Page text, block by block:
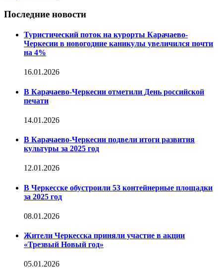
Последние новости
Туристический поток на курорты Карачаево-
Черкесии в новогодние каникулы увеличился почти
на 4%
16.01.2026
В Карачаево-Черкесии отметили День российской
печати
14.01.2026
В Карачаево-Черкесии подвели итоги развития
культуры за 2025 год
12.01.2026
В Черкесске обустроили 53 контейнерные площадки
за 2025 год
08.01.2026
Жители Черкесска приняли участие в акции
«Трезвый Новый год»
05.01.2026